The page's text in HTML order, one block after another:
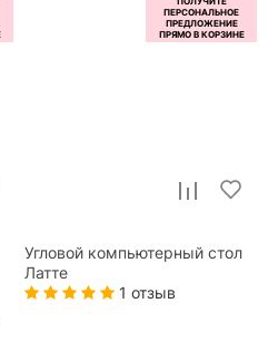
Угловой компьютерный стол
Латте
1 отзыв